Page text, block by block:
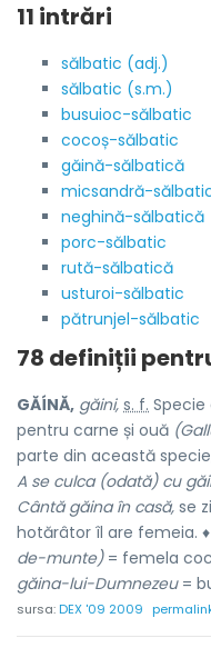
11 intrări
sălbatic (adj.)
sălbatic (s.m.)
busuioc-sălbatic
cocoș-sălbatic
găină-sălbatică
micsandră-
neghină-sălbatică
porc-sălbatic
rută-sălbatică
usturoi-sălbatic
pătrunjel-sălbatic
78 definiții
GĂÍNĂ, găini, s. f.
pentru carne și ouă
parte din această
A se culca (odată) cu
Cântă găina în casă, se
hotărâtor îl are femeia.
de-munte)= femela
găina-lui-Dumnezeu=
sursa:DEX '09 2009